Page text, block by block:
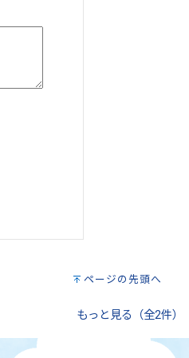
ページの先頭へ
もっと見る（全2件）